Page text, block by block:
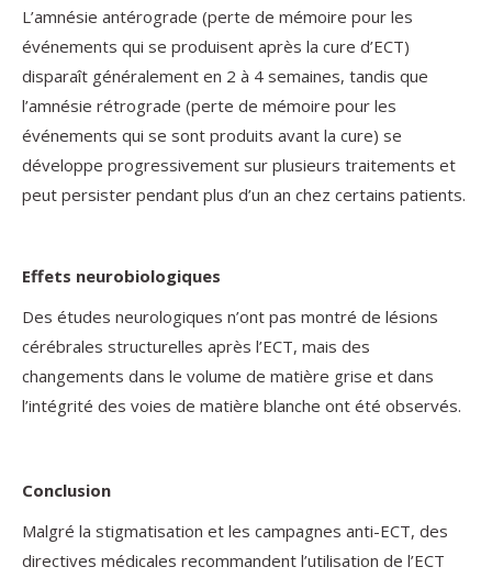
L’amnésie antérograde (perte de mémoire pour les
événements qui se produisent après la cure d’ECT)
disparaît généralement en 2 à 4 semaines, tandis que
l’amnésie rétrograde (perte de mémoire pour les
événements qui se sont produits avant la cure) se
développe progressivement sur plusieurs traitements et
peut persister pendant plus d’un an chez certains patients.
Effets neurobiologiques
Des études neurologiques n’ont pas montré de lésions
cérébrales structurelles après l’ECT, mais des
changements dans le volume de matière grise et dans
l’intégrité des voies de matière blanche ont été observés.
Conclusion
Malgré la stigmatisation et les campagnes anti-ECT, des
directives médicales recommandent l’utilisation de l’ECT